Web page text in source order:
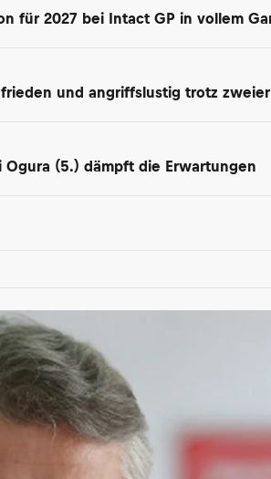
für 2027 bei Intact GP in vollem
und angriffslustig trotz
Ogura (5.) dämpft die Erwartungen